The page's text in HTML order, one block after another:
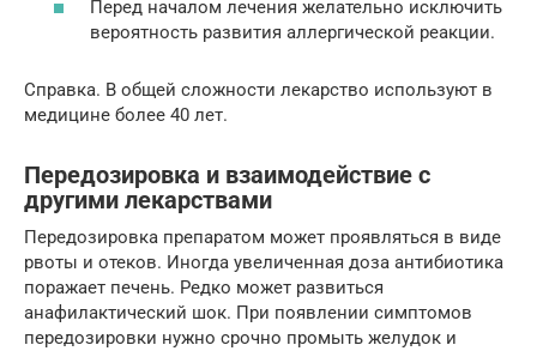
Перед началом лечения желательно исключить
вероятность развития аллергической реакции.
Справка. В общей сложности лекарство используют в
медицине более 40 лет.
Передозировка и взаимодействие с
другими лекарствами
Передозировка препаратом может проявляться в виде
рвоты и отеков. Иногда увеличенная доза антибиотика
поражает печень. Редко может развиться
анафилактический шок. При появлении симптомов
передозировки нужно срочно промыть желудок и